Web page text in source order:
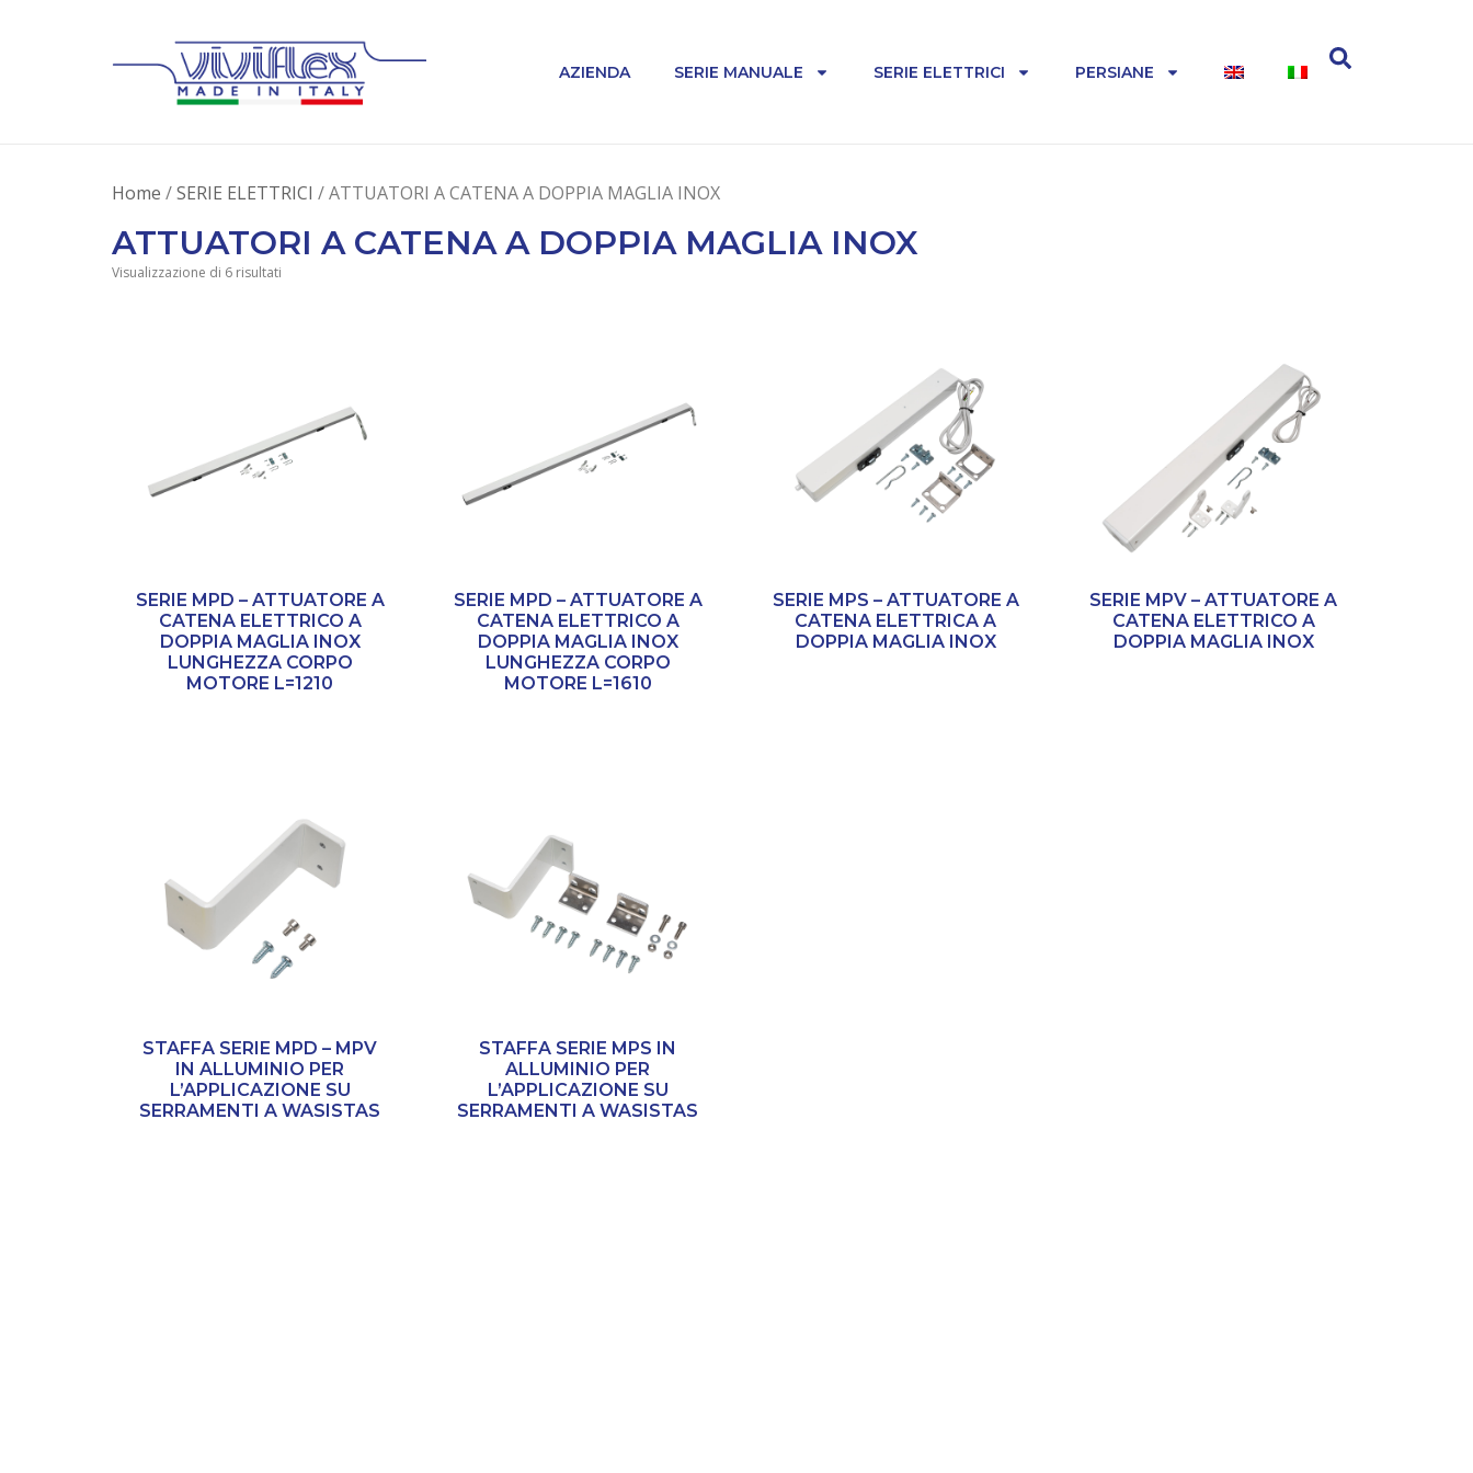
AZIENDA SERIE MANUALE SERIE ELETTRICI PERSIANE
Home /SERIE ELETTRICI / ATTUATORI A CATENA A DOPPIA MAGLIA INOX
ATTUATORI A CATENA A DOPPIA MAGLIA INOX
Visualizzazione di 6 risultati
SERIE MPD – ATTUATORE A
CATENA ELETTRICO A
DOPPIA MAGLIA INOX
LUNGHEZZA CORPO
MOTORE L=1210
SERIE MPD – ATTUATORE A
CATENA ELETTRICO A
DOPPIA MAGLIA INOX
LUNGHEZZA CORPO
MOTORE L=1610
SERIE MPS – ATTUATORE A
CATENA ELETTRICA A
DOPPIA MAGLIA INOX
SERIE MPV – ATTUATORE A
CATENA ELETTRICO A
DOPPIA MAGLIA INOX
STAFFA SERIE MPD – MPV
IN ALLUMINIO PER
L’APPLICAZIONE SU
SERRAMENTI A WASISTAS
STAFFA SERIE MPS IN
ALLUMINIO PER
L’APPLICAZIONE SU
SERRAMENTI A WASISTAS